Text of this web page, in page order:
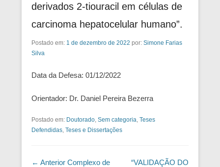
derivados 2-tiouracil em células de
carcinoma hepatocelular humano”.
Postado em: 1 de dezembro de 2022 por: Simone Farias
Silva
Data da Defesa: 01/12/2022
Orientador: Dr. Daniel Pereira Bezerra
Postado em: Doutorado, Sem categoria, Teses
Defendidas, Teses e Dissertações
Navegação das Postagens
← Anterior Complexo de
“VALIDAÇÃO DO